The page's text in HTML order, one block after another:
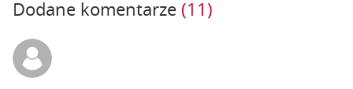
Dodane komentarze (11)